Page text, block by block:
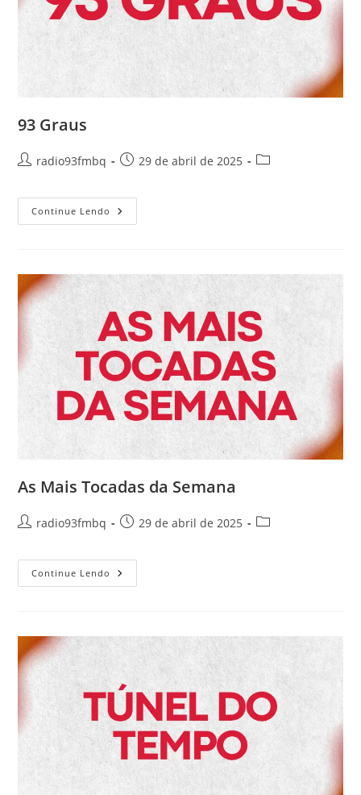
93 Graus
radio93fmbq 29 de abril de 2025
Continue Lendo
As Mais Tocadas da Semana
radio93fmbq 29 de abril de 2025
Continue Lendo